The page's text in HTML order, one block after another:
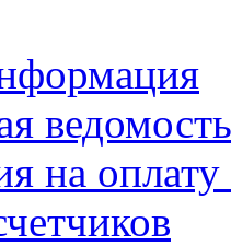
ведомость
на